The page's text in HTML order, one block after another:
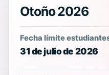
Otoño 2026
Fecha límite
31 de julio de 2026